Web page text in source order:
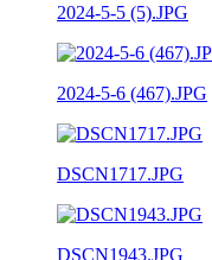
2024-5-5 (5).JPG
2024-5-6 (467).JPG
DSCN1717.JPG
DSCN1943.JPG